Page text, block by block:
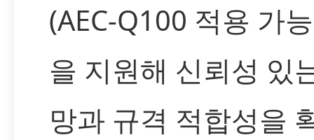
(AEC-Q100 적용 가
을 지원해 신뢰성 있
망과 규격 적합성을